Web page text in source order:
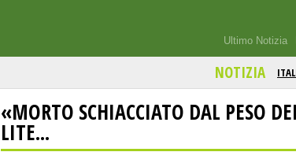
Ultimo Notizia
NOTIZIA
«MORTO SCHIACCIATO DAL PESO
LITE...